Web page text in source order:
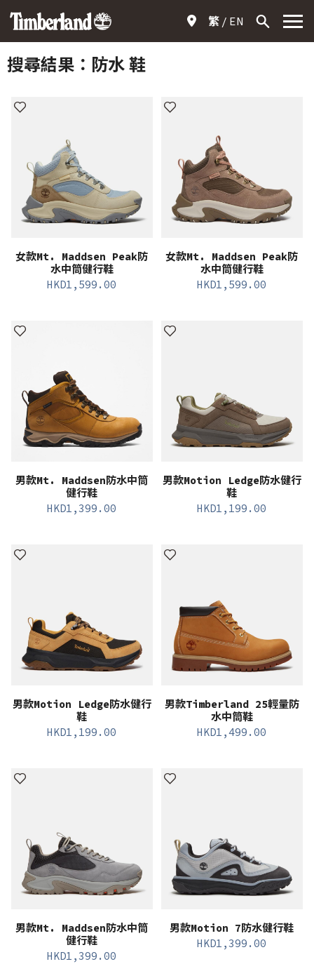
繁 EN
搜尋結果： 防水 鞋
女款Mt. Maddsen Peak防
水中筒健行鞋
HKD1,599.00
女款Mt. Maddsen Peak防
水中筒健行鞋
HKD1,599.00
男款Mt. Maddsen防水中筒
健行鞋
HKD1,399.00
男款Motion Ledge防水健行
鞋
HKD1,199.00
男款Motion Ledge防水健行
鞋
HKD1,199.00
男款Timberland 25輕量防
水中筒鞋
HKD1,499.00
男款Mt. Maddsen防水中筒
健行鞋
HKD1,399.00
男款Motion 7防水健行鞋
HKD1,399.00